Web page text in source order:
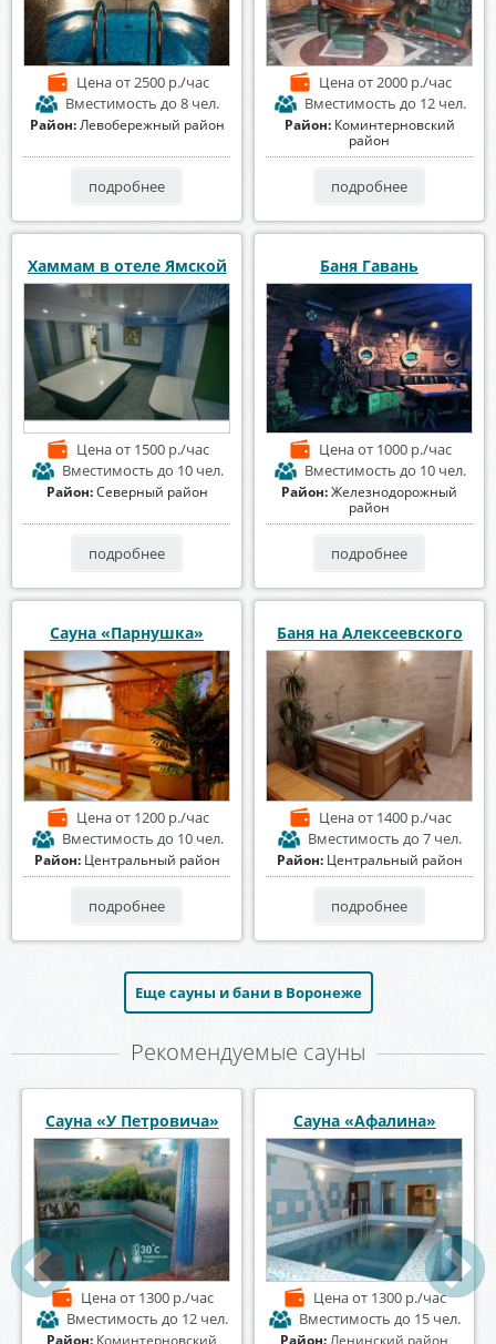
Ценаот 2500 р./час
Вместимость до 8 чел.
Район:Левобережный район
подробнее
Ценаот 2000 р./час
Вместимость до 12 чел.
Район: Коминтерновский
район
подробнее
Хаммам в отеле Ямской
Ценаот 1500 р./час
Вместимость до 10 чел.
Район:Северный район
подробнее
Баня Гавань
Ценаот 1000 р./час
Вместимость до 10 чел.
Район:Железнодорожный
район
подробнее
Сауна «Парнушка»
Ценаот 1200 р./час
Вместимость до 10 чел.
Район: Центральный район
подробнее
Баня на Алексеевского
Ценаот 1400 р./час
Вместимость до 7 чел.
Район: Центральный район
подробнее
Еще сауны и бани в Воронеже
Рекомендуемые сауны
Сауна «Диана»
Ценаот 1500 р./час
Вместимостьдо 6 чел.
Район:Центральный район
Баня на Алексеевского
Ценаот 1400 р./час
Вместимостьдо 7 чел.
Район:Центральный район